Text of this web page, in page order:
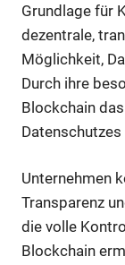
Grundlage für
dezentrale,
Möglichkeit,
Durch ihre
Blockchain
Unternehmen
Transparenz
die volle
Blockchain